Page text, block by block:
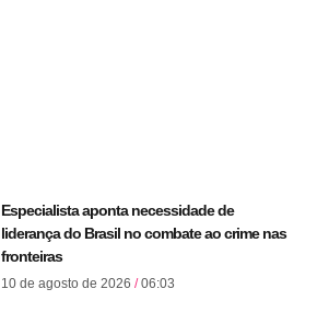
Especialista aponta necessidade de
liderança do Brasil no combate ao crime nas
fronteiras
10 de agosto de 2026 06:03